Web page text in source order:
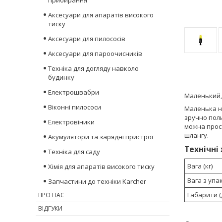
Маленький,
Маленька
зручно
можна
шлангу.
Вага (кг)
Вага з
Габарити
Аксесуари для апаратів високого
тиску
Аксесуари для пилососів
Аксесуари для пароочисників
Техніка для догляду навколо
будинку
Електрошвабри
Віконні пилососи
Електровіники
Акумулятори та зарядні пристрої
Техніка для саду
Хімія для апаратів високого тиску
Запчастини до техніки Karcher
ПРО НАС
ВІДГУКИ